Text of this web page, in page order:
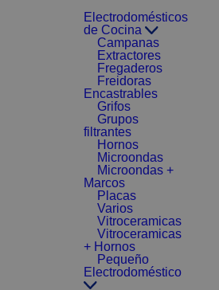
Electrodomésticos
de Cocina
Campanas
Extractores
Fregaderos
Freidoras
Encastrables
Grifos
Grupos
filtrantes
Hornos
Microondas
Microondas +
Marcos
Placas
Varios
Vitroceramicas
Vitroceramicas
+ Hornos
Pequeño
Electrodoméstico